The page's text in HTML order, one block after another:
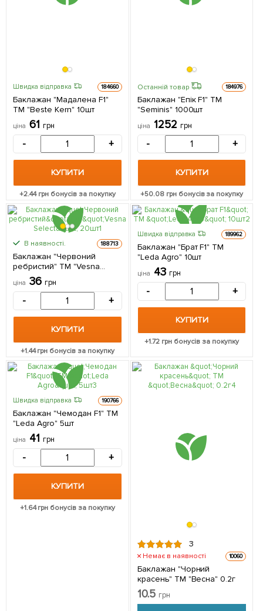
Швидка відправка 184660
Баклажан "Мадалена F1"
ТМ "Beste Kern" 10шт
ціна 61 грн
- +
КУПИТИ
+2.44грн бонусів за покупку
Останній товар 184976
Баклажан "Епік F1" ТМ
"Seminis" 1000шт
ціна 1252 грн
- +
КУПИТИ
+50.08грн бонусів за покупку
В наявності. 188713
Баклажан "Червоний
ребристий" ТМ "Vesna
Select" 20шт
ціна 36 грн
- +
КУПИТИ
+1.44грн бонусів за покупку
Швидка відправка 189962
Баклажан "Брат F1" ТМ
"Leda Agro" 10шт
ціна 43 грн
- +
КУПИТИ
+1.72 грн бонусів за покупку
Швидка відправка 190766
Баклажан "Чемодан F1" ТМ
"Leda Agro" 5шт
ціна 41 грн
- +
КУПИТИ
+1.64грн бонусів за покупку
3
Немає в наявності 10060
Баклажан "Чорний
красень" ТМ "Весна" 0.2г
10.5 грн